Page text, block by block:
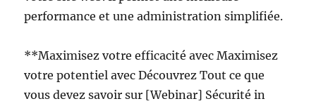
performance et une administration simplifiée.
**Maximisez votre efficacité avec Maximisez
votre potentiel avec Découvrez Tout ce que
vous devez savoir sur [Webinar] Sécurité in